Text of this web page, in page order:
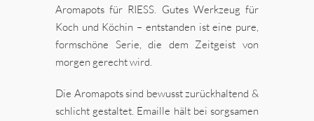
Aromapots für RIESS. Gutes Werkzeug für
Koch und Köchin – entstanden ist eine pure,
formschöne Serie, die dem Zeitgeist von
morgen gerecht wird.
Die Aromapots sind bewusst zurückhaltend &
schlicht gestaltet. Emaille hält bei sorgsamen